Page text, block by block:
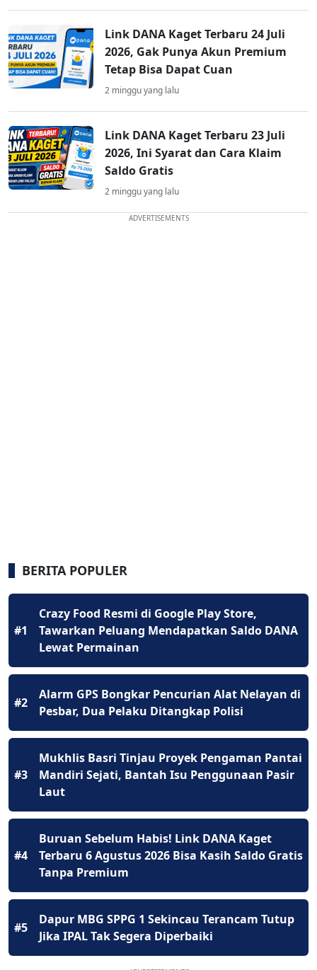
Link DANA Kaget Terbaru 24 Juli
2026, Gak Punya Akun Premium
Tetap Bisa Dapat Cuan
2 minggu yang lalu
Link DANA Kaget Terbaru 23 Juli
2026, Ini Syarat dan Cara Klaim
Saldo Gratis
2 minggu yang lalu
ADVERTISEMENTS
BERITA POPULER
#1
Crazy Food Resmi di Google Play Store,
Tawarkan Peluang Mendapatkan Saldo DANA
Lewat Permainan
#2
Alarm GPS Bongkar Pencurian Alat Nelayan di
Pesbar, Dua Pelaku Ditangkap Polisi
#3
Mukhlis Basri Tinjau Proyek Pengaman Pantai
Mandiri Sejati, Bantah Isu Penggunaan Pasir
Laut
#4
Buruan Sebelum Habis! Link DANA Kaget
Terbaru 6 Agustus 2026 Bisa Kasih Saldo Gratis
Tanpa Premium
#5
Dapur MBG SPPG 1 Sekincau Terancam Tutup
Jika IPAL Tak Segera Diperbaiki